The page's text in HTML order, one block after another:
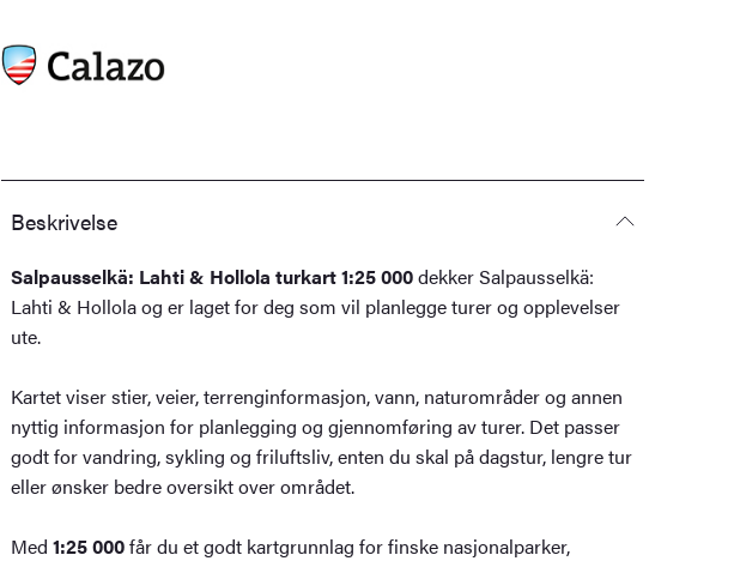
antall
Beskrivelse
Salpausselkä: Lahti & Hollola turkart 1:25 000dekker Salpausselkä:
Lahti & Hollola og er laget for deg som vil planlegge turer og opplevelser
ute.
Kartet viser stier, veier, terrenginformasjon, vann, naturområder og annen
nyttig informasjon for planlegging og gjennomføring av turer. Det passer
godt for vandring, sykling og friluftsliv, enten du skal på dagstur, lengre tur
eller ønsker bedre oversikt over området.
Med 1:25 000får du et godt kartgrunnlag for finske nasjonalparker,